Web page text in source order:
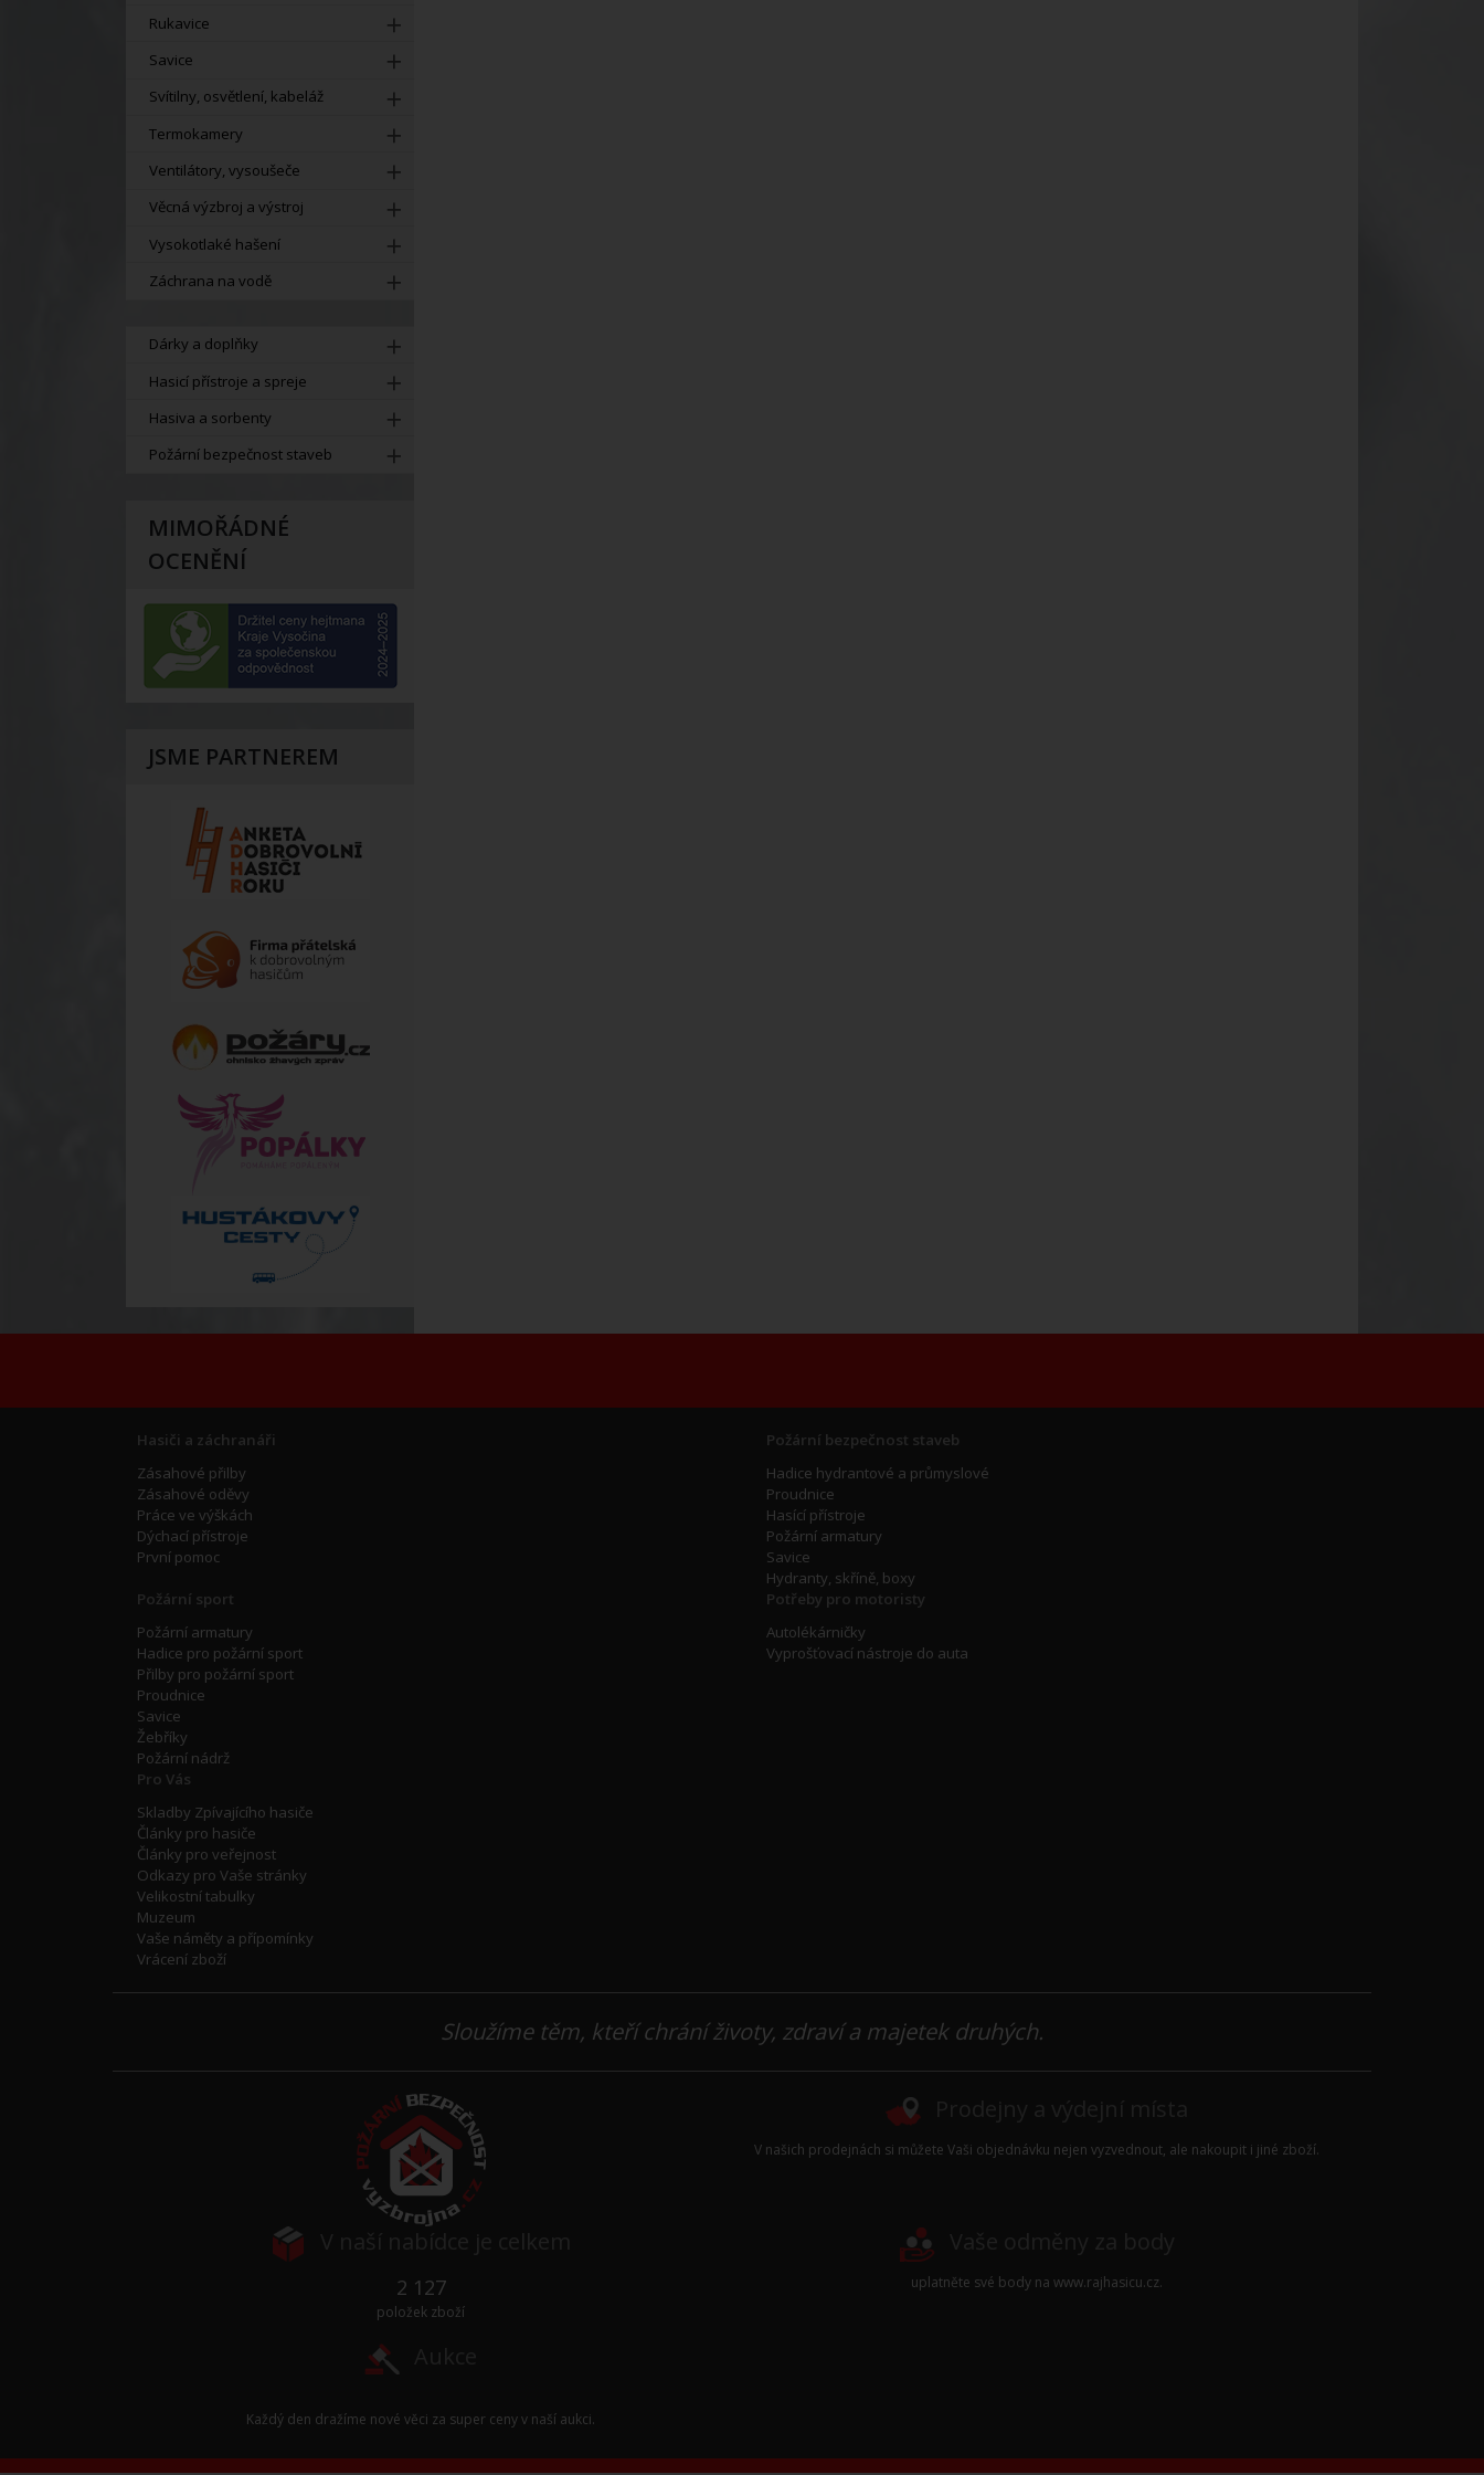
Rukavice
Savice
Svítilny, osvětlení, kabeláž
Termokamery
Ventilátory, vysoušeče
Věcná výzbroj a výstroj
Vysokotlaké hašení
Záchrana na vodě
Dárky a doplňky
Hasicí přístroje a spreje
Hasiva a sorbenty
Požární bezpečnost staveb
MIMOŘÁDNÉ
OCENĚNÍ
JSME PARTNEREM
Hasiči a záchranáři
Zásahové přilby
Zásahové oděvy
Práce ve výškách
Dýchací přístroje
První pomoc
Požární bezpečnost staveb
Hadice hydrantové a průmyslové
Proudnice
Hasící přístroje
Požární armatury
Savice
Hydranty, skříně, boxy
Požární sport
Požární armatury
Hadice pro požární sport
Přilby pro požární sport
Proudnice
Savice
Žebříky
Požární nádrž
Potřeby pro motoristy
Autolékárničky
Vyprošťovací nástroje do auta
Pro Vás
Skladby Zpívajícího hasiče
Články pro hasiče
Články pro veřejnost
Odkazy pro Vaše stránky
Velikostní tabulky
Muzeum
Vaše náměty a přípomínky
Vrácení zboží
Sloužíme těm, kteří chrání životy, zdraví a majetek druhých.
V našich prodejnách si můžete Vaši objednávku nejen vyzvednout, ale nakoupit i jiné zboží.
2 127
položek zboží
uplatněte své body na www.rajhasicu.cz.
Každý den dražíme nové věci za super ceny v naší aukci.